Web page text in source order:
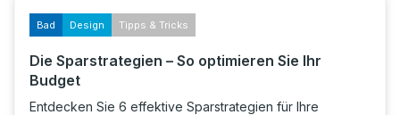
Bad Design Tipps & Tricks
Die Sparstrategien – So optimieren Sie Ihr
Budget
Entdecken Sie 6 effektive Sparstrategien für Ihre